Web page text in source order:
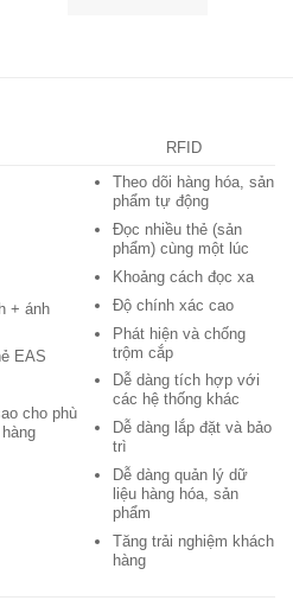
RFID
+ ánh
EAS
cho phù
Theo dõi hàng hóa, sản
phẩm tự động
Đọc nhiều thẻ (sản
phẩm) cùng một lúc
Khoảng cách đọc xa
Độ chính xác cao
Phát hiện và chống
trộm cắp
Dễ dàng tích hợp với
các hệ thống khác
Dễ dàng lắp đặt và bảo
trì
Dễ dàng quản lý dữ
liệu hàng hóa, sản
phẩm
Tăng trải nghiệm khách
hàng